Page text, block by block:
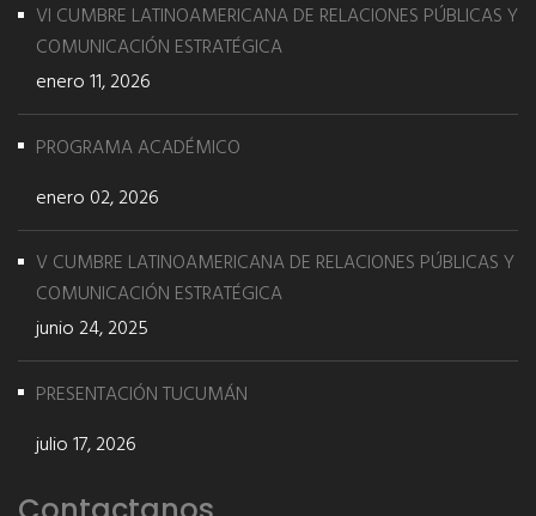
VI CUMBRE LATINOAMERICANA DE RELACIONES PÚBLICAS Y
COMUNICACIÓN ESTRATÉGICA
enero 11, 2026
PROGRAMA ACADÉMICO
enero 02, 2026
V CUMBRE LATINOAMERICANA DE RELACIONES PÚBLICAS Y
COMUNICACIÓN ESTRATÉGICA
junio 24, 2025
PRESENTACIÓN TUCUMÁN
julio 17, 2026